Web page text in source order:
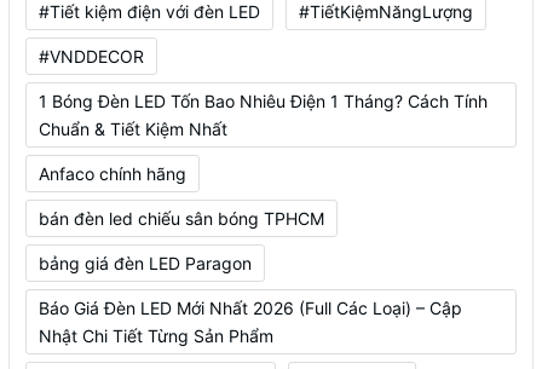
#Tiết kiệm điện với đèn LED #TiếtKiệmNăngLượng
#VNDDECOR
1 Bóng Đèn LED Tốn Bao Nhiêu Điện 1 Tháng? Cách Tính
Chuẩn & Tiết Kiệm Nhất
Anfaco chính hãng
bán đèn led chiếu sân bóng TPHCM
bảng giá đèn LED Paragon
Báo Giá Đèn LED Mới Nhất 2026 (Full Các Loại) – Cập
Nhật Chi Tiết Từng Sản Phẩm